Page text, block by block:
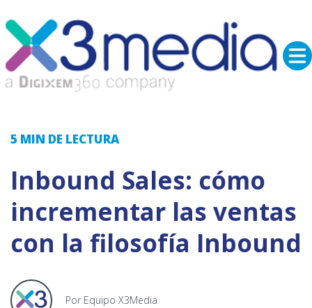
5 MIN DE LECTURA
Inbound Sales: cómo
incrementar las ventas
con la filosofía Inbound
Por Equipo X3Media